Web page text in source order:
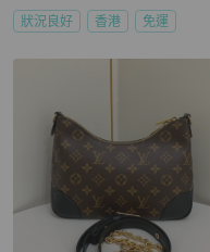
狀況良好 香港 免運